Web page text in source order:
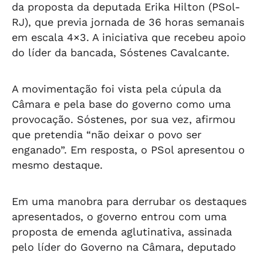
da proposta da deputada Erika Hilton (PSol-
RJ), que previa jornada de 36 horas semanais
em escala 4×3. A iniciativa que recebeu apoio
do líder da bancada, Sóstenes Cavalcante.
A movimentação foi vista pela cúpula da
Câmara e pela base do governo como uma
provocação. Sóstenes, por sua vez, afirmou
que pretendia “não deixar o povo ser
enganado”. Em resposta, o PSol apresentou o
mesmo destaque.
Em uma manobra para derrubar os destaques
apresentados, o governo entrou com uma
proposta de emenda aglutinativa, assinada
pelo líder do Governo na Câmara, deputado